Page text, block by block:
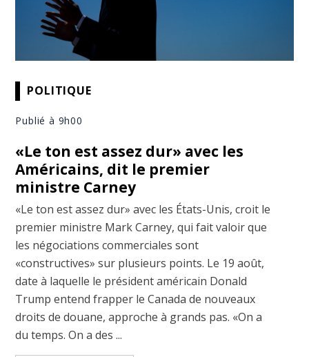
POLITIQUE
Publié à 9h00
«Le ton est assez dur» avec les
Américains, dit le premier
ministre Carney
«Le ton est assez dur» avec les États-Unis, croit le
premier ministre Mark Carney, qui fait valoir que
les négociations commerciales sont
«constructives» sur plusieurs points. Le 19 août,
date à laquelle le président américain Donald
Trump entend frapper le Canada de nouveaux
droits de douane, approche à grands pas. «On a
du temps. On a des ...